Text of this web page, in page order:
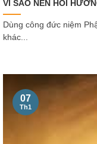
VÌ SAO NÊN HỒI
Dùng công đức niệm
khác...
07
Th1